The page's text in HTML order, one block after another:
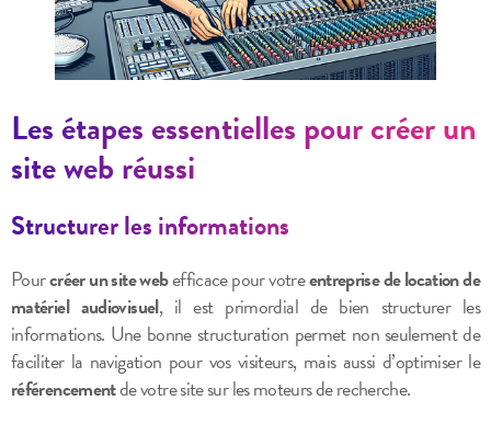
Les étapes essentielles pour créer un
site web réussi
Structurer les informations
Pourcréer un site webefficace pour votreentreprise de location de
matériel audiovisuel, il est primordial de bien structurer les
informations. Une bonne structuration permet non seulement de
faciliter la navigation pour vos visiteurs, mais aussi d’optimiser le
référencementde votre site sur les moteurs de recherche.